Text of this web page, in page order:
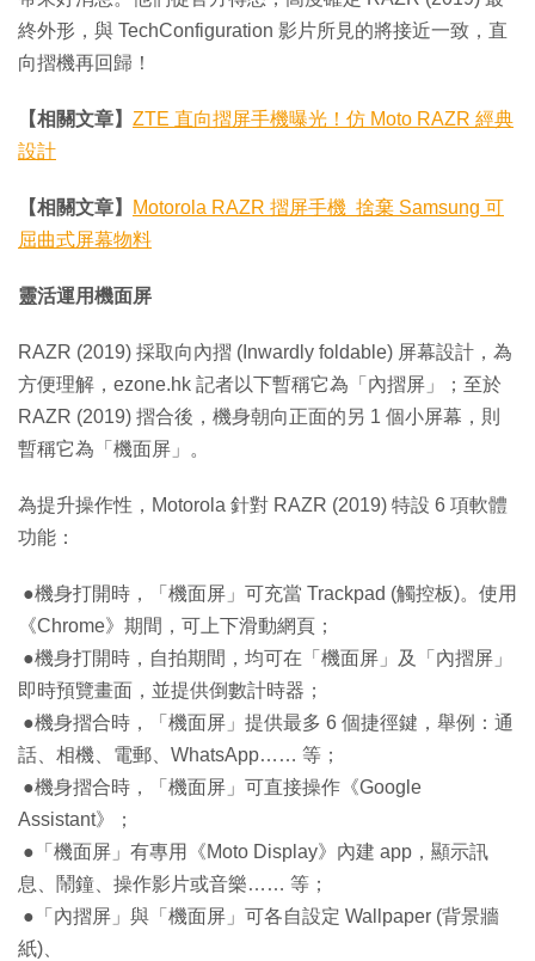
終外形，與 TechConfiguration 影片所見的將接近一致，直
向摺機再回歸！
【相關文章】 ZTE 直向摺屏手機曝光！仿 Moto RAZR 經典
設計
【相關文章】
Motorola RAZR 摺屏手機 捨棄 Samsung 可
屈曲式屏幕物料
靈活運用機面屏
RAZR (2019) 採取向內摺 (Inwardly foldable) 屏幕設計，為
方便理解，ezone.hk 記者以下暫稱它為「內摺屏」；至於
RAZR (2019) 摺合後，機身朝向正面的另 1 個小屏幕，則
暫稱它為「機面屏」。
為提升操作性，Motorola 針對 RAZR (2019) 特設 6 項軟體
功能：
●機身打開時，「機面屏」可充當 Trackpad (觸控板)。使用
《Chrome》期間，可上下滑動網頁；
●機身打開時，自拍期間，均可在「機面屏」及「內摺屏」
即時預覽畫面，並提供倒數計時器；
●機身摺合時，「機面屏」提供最多 6 個捷徑鍵，舉例：通
話、相機、電郵、WhatsApp…… 等；
●機身摺合時，「機面屏」可直接操作《Google
Assistant》；
●「機面屏」有專用《Moto Display》內建 app，顯示訊
息、鬧鐘、操作影片或音樂…… 等；
●「內摺屏」與「機面屏」可各自設定 Wallpaper (背景牆
紙)、